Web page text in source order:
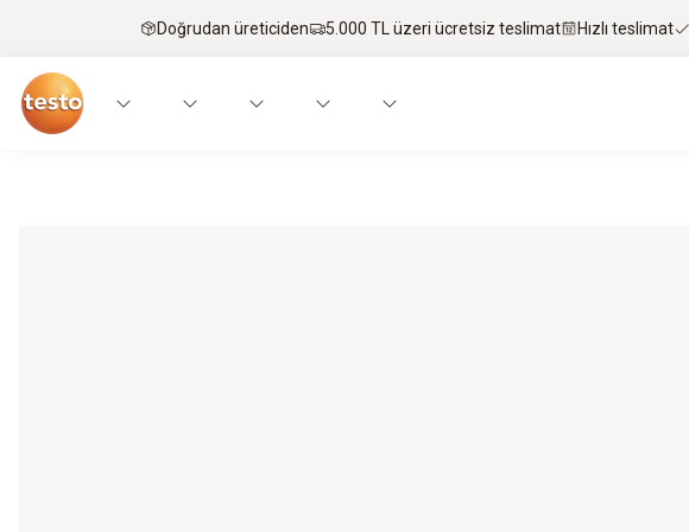
Doğrudan üreticiden 5.000 TL üzeri ücretsiz teslimat Hızlı teslimat